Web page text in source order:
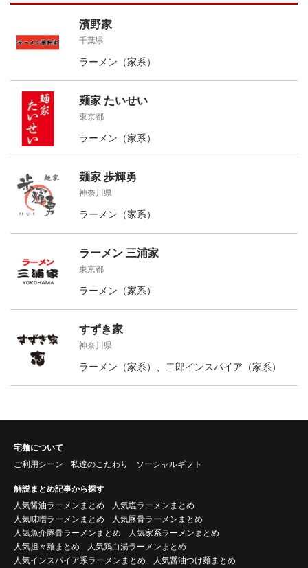
濱野家
千葉県
ラーメン（家系）
麺家 たいせい
東京都
ラーメン（家系）
麺家 歩輝勇
神奈川県
ラーメン（家系）
ラーメン 三浦家
東京都
ラーメン（家系）
すずき家
神奈川県
ラーメン（家系）、二郎インスパイア（家系）
宅麺について
ご利用シーン
私達のこだわり ソーシャルギフト
解説まとめ記事から探す
人気醤油ラーメンまとめ
人気塩ラーメンまとめ
人気味噌ラーメンまとめ
人気豚骨ラーメンまとめ
人気魚介豚骨ラーメンまとめ
人気家系ラーメンまとめ
人気担々麺まとめ
人気鶏白湯ラーメンまとめ
人気インスパイア系ラーメンまとめ
人気醤油つけ麺まとめ